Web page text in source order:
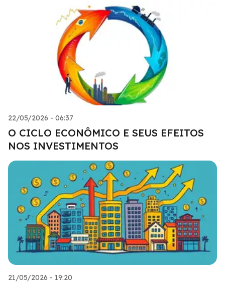
22/05/2026 - 06:37
O CICLO ECONÔMICO E SEUS EFEITOS
NOS INVESTIMENTOS
21/05/2026 - 19:20